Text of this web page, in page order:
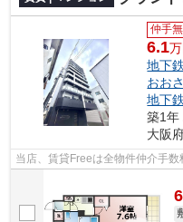
仲手
6.1
地下
おお
地下
築1年
大阪
当店、賃貸Freeは全物件仲介手数